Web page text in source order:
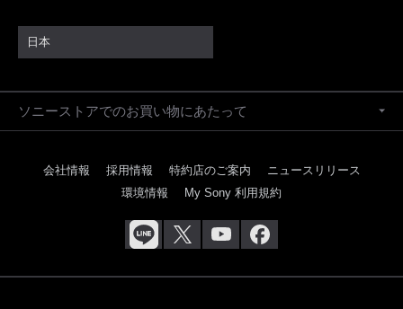
日本
ソニーストアでのお買い物にあたって
会社情報 採用情報 特約店のご案内
ニュースリリース
環境情報
My Sony 利用規約